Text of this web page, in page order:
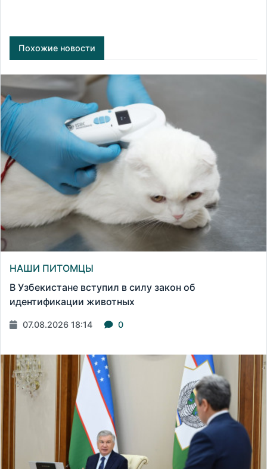
Похожие новости
НАШИ ПИТОМЦЫ
В Узбекистане вступил в силу закон об
идентификации животных
07.08.2026 18:14 0